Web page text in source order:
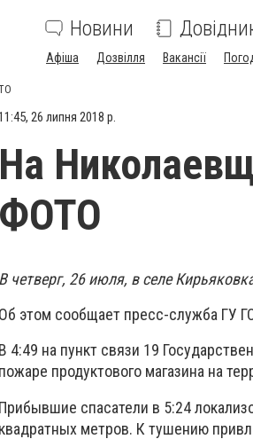
Новини
Афіша Дозвілля Вакансії
26 липня 2018 р.
На
ФОТО
В четверг, 26 июля, в селе
Об этом сообщает пресс-служба ГУ
В 4:49 на пункт связи 19
пожаре продуктового магазина на
Прибывшие спасатели в 5:24
квадратных метров. К тушению